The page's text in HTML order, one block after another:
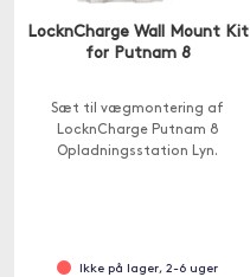
LocknCharge Wall Mount Kit
for Putnam 8
Sæt til vægmontering af
LocknCharge Putnam 8
Opladningsstation Lyn.
Ikke på lager, 2-6 uger